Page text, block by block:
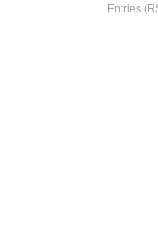
Entries